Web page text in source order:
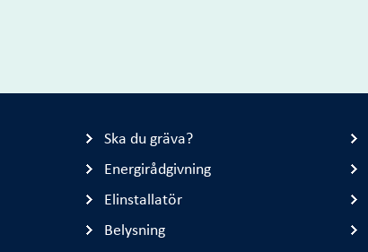
Ska du gräva?
Energirådgivning
Elinstallatör
Belysning